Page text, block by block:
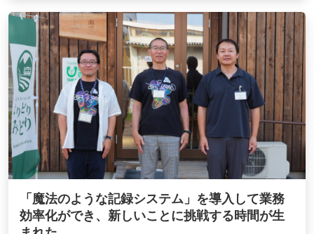
「魔法のような記録システム」を導入して業務
効率化ができ、新しいことに挑戦する時間が生